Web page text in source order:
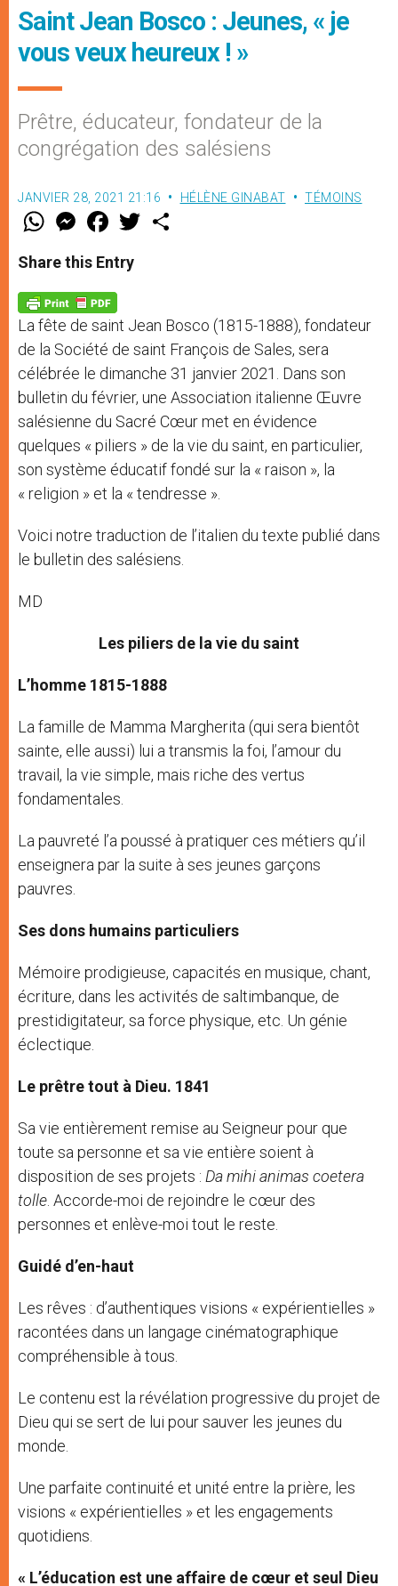
Saint Jean Bosco : Jeunes, « je
vous veux heureux ! »
Prêtre, éducateur, fondateur de la
congrégation des salésiens
JANVIER 28, 2021 21:16 HÉLÈNE GINABAT TÉMOINS
W
t
s
p
p
M
e
s
e
g
e
r
F
a
e
b
o
k
w
Share this Entry
La fête de saint Jean Bosco (1815-1888), fondateur
de la Société de saint François de Sales, sera
célébrée le dimanche 31 janvier 2021. Dans son
bulletin du février, une Association italienne Œuvre
salésienne du Sacré Cœur met en évidence
quelques « piliers » de la vie du saint, en particulier,
son système éducatif fondé sur la « raison », la
« religion » et la « tendresse ».
Voici notre traduction de l’italien du texte publié dans
le bulletin des salésiens.
MD
Les piliers de la vie du saint
L’homme 1815-1888
La famille de Mamma Margherita (qui sera bientôt
sainte, elle aussi) lui a transmis la foi, l’amour du
travail, la vie simple, mais riche des vertus
fondamentales.
La pauvreté l’a poussé à pratiquer ces métiers qu’il
enseignera par la suite à ses jeunes garçons
pauvres.
Ses dons humains particuliers
Mémoire prodigieuse, capacités en musique, chant,
écriture, dans les activités de saltimbanque, de
prestidigitateur, sa force physique, etc. Un génie
éclectique.
Le prêtre tout à Dieu. 1841
Sa vie entièrement remise au Seigneur pour que
toute sa personne et sa vie entière soient à
disposition de ses projets : Da mihi animas coetera
tolle . Accorde-moi de rejoindre le cœur des
personnes et enlève-moi tout le reste.
Guidé d’en-haut
Les rêves : d’authentiques visions « expérientielles »
racontées dans un langage cinématographique
compréhensible à tous.
Le contenu est la révélation progressive du projet de
Dieu qui se sert de lui pour sauver les jeunes du
monde.
Une parfaite continuité et unité entre la prière, les
visions « expérientielles » et les engagements
quotidiens.
« L’éducation est une affaire de cœur et seul Dieu